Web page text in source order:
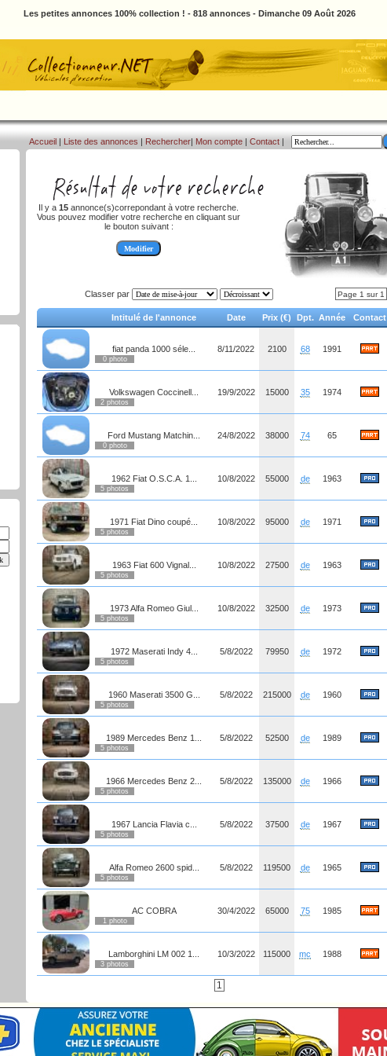
Les petites annonces 100% collection ! - 818 annonces - Dimanche 09 Août 2026
Accueil | Liste des annonces | Rechercher| Mon compte | Contact |
Il y a 15 annonce(s)correpondant à votre recherche.
Vous pouvez modifier votre recherche en cliquant sur
le bouton suivant :
Classer par Page 1 sur 1
Intitulé de l'annonce Date Prix (€) Dpt. Année Contact
fiat panda 1000 séle...
0 photo
8/11/2022 2100 68 1991
Volkswagen Coccinell...
2 photos
19/9/2022 15000 35 1974
Ford Mustang Matchin...
0 photo
24/8/2022 38000 74 65
1962 Fiat O.S.C.A. 1...
5 photos
10/8/2022 55000 de 1963
1971 Fiat Dino coupé...
5 photos
10/8/2022 95000 de 1971
1963 Fiat 600 Vignal...
5 photos
10/8/2022 27500 de 1963
1973 Alfa Romeo Giul...
5 photos
10/8/2022 32500 de 1973
1972 Maserati Indy 4...
5 photos
5/8/2022 79950 de 1972
1960 Maserati 3500 G...
5 photos
5/8/2022 215000 de 1960
1989 Mercedes Benz 1...
5 photos
5/8/2022 52500 de 1989
1966 Mercedes Benz 2...
5 photos
5/8/2022 135000 de 1966
1967 Lancia Flavia c...
5 photos
5/8/2022 37500 de 1967
Alfa Romeo 2600 spid...
5 photos
5/8/2022 119500 de 1965
AC COBRA
1 photo
30/4/2022 65000 75 1985
Lamborghini LM 002 1...
3 photos
10/3/2022 115000 mc 1988
1